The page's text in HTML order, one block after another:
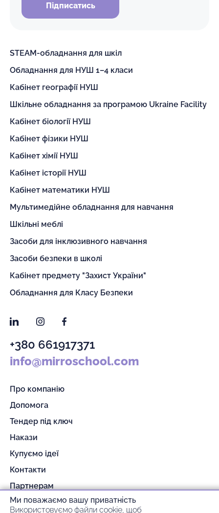
Підписатись
STEAM-обладнання для шкіл
Обладнання для НУШ 1–4 класи
Кабінет географії НУШ
Шкільне обладнання за програмою Ukraine Facility
Кабінет біології НУШ
Кабінет фізики НУШ
Кабінет хімії НУШ
Кабінет історії НУШ
Кабінет математики НУШ
Мультимедійне обладнання для навчання
Шкільні меблі
Засоби для інклюзивного навчання
Засоби безпеки в школі
Кабінет предмету "Захист України"
Обладнання для Класу Безпеки
LinkedInInstagramFacebook
+380 661917371
info@mirroschool.com
Про компанію
Допомога
Тендер під ключ
Накази
Купуємо ідеї
Контакти
Партнерам
Гарантія та повернення
Ми поважаємо вашу приватність
Використовуємо файли cookie, щоб